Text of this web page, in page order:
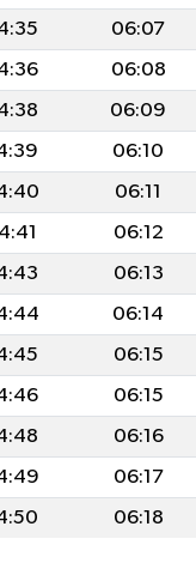
06:07
06:08
06:09
06:10
06:11
06:12
06:13
06:14
06:15
06:15
06:16
06:17
06:18